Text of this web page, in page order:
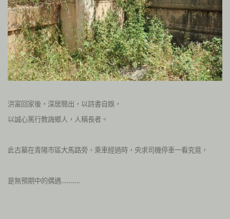
洪富回家後，深居簡出，以詩書自娛，
以誠心篤行教誨鄉人，人稱長者 。
此古墓在青陽市區大馬路旁，乘車經過時，央求司機停車一看究竟，
是無預期中的偶遇……….